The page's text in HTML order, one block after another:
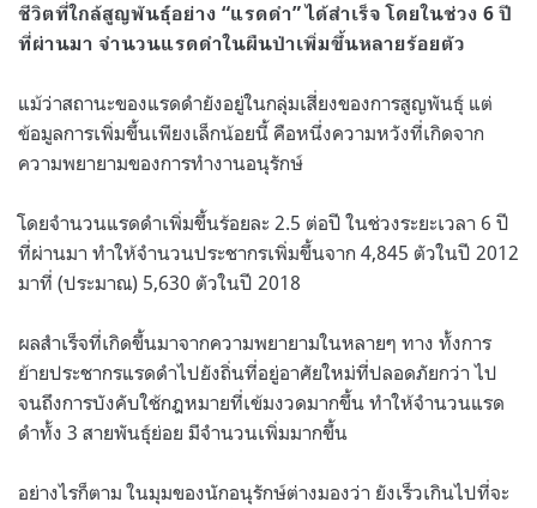
ชีวิตที่ใกล้สูญพันธุ์อย่าง “แรดดำ” ได้สำเร็จ โดยในช่วง 6 ปี
ที่ผ่านมา จำนวนแรดดำในผืนป่าเพิ่มขึ้นหลายร้อยตัว
แม้ว่าสถานะของแรดดำยังอยู่ในกลุ่มเสี่ยงของการสูญพันธุ์ แต่
ข้อมูลการเพิ่มขึ้นเพียงเล็กน้อยนี้ คือหนึ่งความหวังที่เกิดจาก
ความพยายามของการทำงานอนุรักษ์
โดยจำนวนแรดดำเพิ่มขึ้นร้อยละ 2.5 ต่อปี ในช่วงระยะเวลา 6 ปี
ที่ผ่านมา ทำให้จำนวนประชากรเพิ่มขึ้นจาก 4,845 ตัวในปี 2012
มาที่ (ประมาณ) 5,630 ตัวในปี 2018
ผลสำเร็จที่เกิดขึ้นมาจากความพยายามในหลายๆ ทาง ทั้งการ
ย้ายประชากรแรดดำไปยังถิ่นที่อยู่อาศัยใหม่ที่ปลอดภัยกว่า ไป
จนถึงการบังคับใช้กฎหมายที่เข้มงวดมากขึ้น ทำให้จำนวนแรด
ดำทั้ง 3 สายพันธุ์ย่อย มีจำนวนเพิ่มมากขึ้น
อย่างไรก็ตาม ในมุมของนักอนุรักษ์ต่างมองว่า ยังเร็วเกินไปที่จะ